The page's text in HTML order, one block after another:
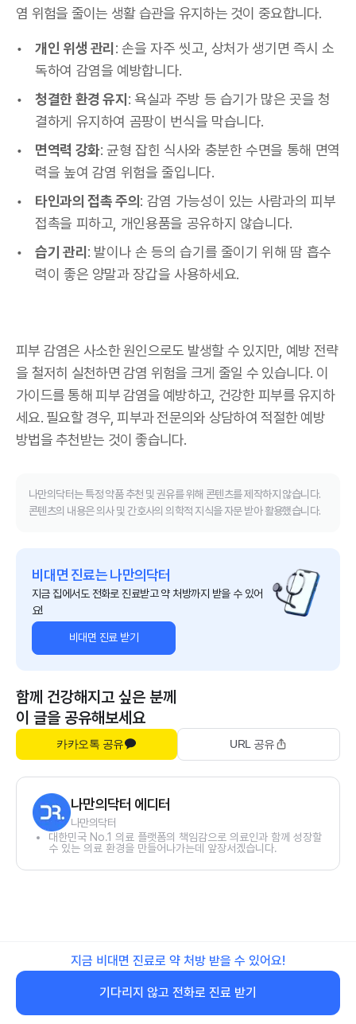
염 위험을 줄이는 생활 습관을 유지하는 것이 중요합니다.
개인 위생 관리: 손을 자주 씻고, 상처가 생기면 즉시 소
독하여 감염을 예방합니다.
청결한 환경 유지: 욕실과 주방 등 습기가 많은 곳을 청
결하게 유지하여 곰팡이 번식을 막습니다.
면역력 강화: 균형 잡힌 식사와 충분한 수면을 통해 면역
력을 높여 감염 위험을 줄입니다.
타인과의 접촉 주의: 감염 가능성이 있는 사람과의 피부
접촉을 피하고, 개인용품을 공유하지 않습니다.
습기 관리: 발이나 손 등의 습기를 줄이기 위해 땀 흡수
력이 좋은 양말과 장갑을 사용하세요.
피부 감염은 사소한 원인으로도 발생할 수 있지만, 예방 전략
을 철저히 실천하면 감염 위험을 크게 줄일 수 있습니다. 이
가이드를 통해 피부 감염을 예방하고, 건강한 피부를 유지하
세요. 필요할 경우, 피부과 전문의와 상담하여 적절한 예방
방법을 추천받는 것이 좋습니다.
나만의닥터는 특정 약품 추천 및 권유를 위해 콘텐츠를 제작하지 않습니다.
콘텐츠의 내용은 의사 및 간호사의 의학적 지식을 자문 받아 활용했습니다.
비대면 진료는 나만의닥터
지금 집에서도 전화로 진료받고 약 처방까지 받을 수 있어
요!
비대면 진료 받기
함께 건강해지고 싶은 분께
이 글을 공유해보세요
카카오톡 공유 URL 공유
나만의닥터 에디터
나만의닥터
대한민국 No.1 의료 플랫폼의 책임감으로 의료인과 함께 성장할
수 있는 의료 환경을 만들어나가는데 앞장서겠습니다.
지금 비대면 진료로 약 처방 받을 수 있어요!
기다리지 않고 전화로 진료 받기